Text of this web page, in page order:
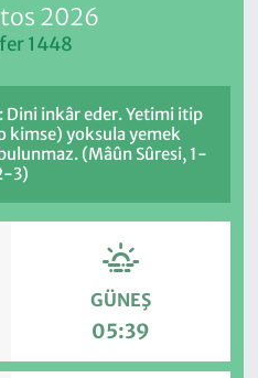
2026
1448
Dini inkâr eder. Yetimi itip
kimse) yoksula yemek
(Mâûn Sûresi, 1-
3)
GÜNEŞ
05:39